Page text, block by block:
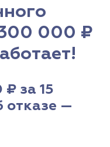
000 ₽
за 15
отказе —